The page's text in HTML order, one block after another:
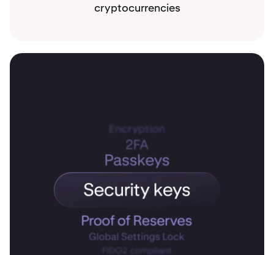
cryptocurrencies